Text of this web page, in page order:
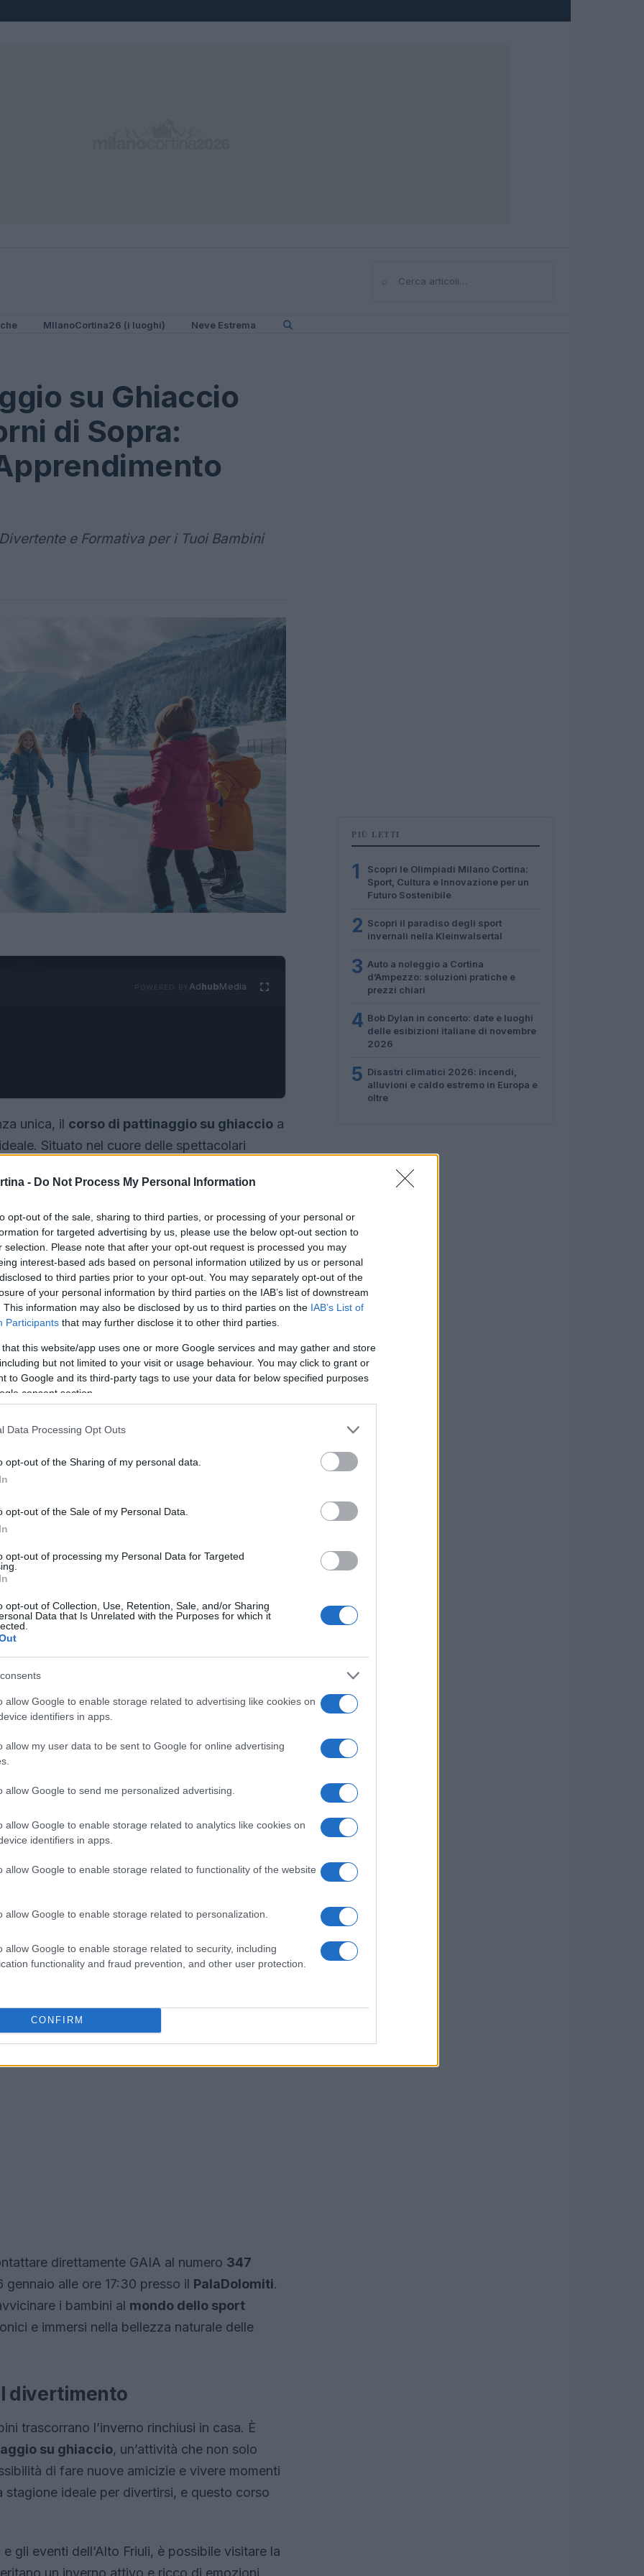
- Do Not Process My Personal Information
opt-out of the sale, sharing to third parties, or processing of your personal or
for targeted advertising by us, please use the below opt-out section to
selection. Please note that after your opt-out request is processed you may
interest-based ads based on personal information utilized by us or personal
to third parties prior to your opt-out. You may separately opt-out of the
of your personal information by third parties on the IAB’s list of downstream
This information may also be disclosed by us to third parties on the IAB’s List of
Participants that may further disclose it to other third parties.
that this website/app uses one or more Google services and may gather and store
but not limited to your visit or usage behaviour. You may click to grant or
to Google and its third-party tags to use your data for below specified purposes
consent section.
Data Processing Opt Outs
opt-out of the Sharing of my personal data.
opt-out of the Sale of my Personal Data.
opt-out of processing my Personal Data for Targeted
opt-out of Collection, Use, Retention, Sale, and/or Sharing
Data that Is Unrelated with the Purposes for which it
allow Google to enable storage related to advertising like cookies on
identifiers in apps.
allow my user data to be sent to Google for online advertising
allow Google to send me personalized advertising.
allow Google to enable storage related to analytics like cookies on
identifiers in apps.
allow Google to enable storage related to functionality of the website
allow Google to enable storage related to personalization.
allow Google to enable storage related to security, including
functionality and fraud prevention, and other user protection.
CONFIRM
⌕Cerca
MIlanoCortina26 (i luoghi) Neve Estrema
su Ghiaccio
di Sopra:
e Formativa per i Tuoi Bambini
AdhubMedia
unica, il corso di pattinaggio su ghiaccio a
Situato nel cuore delle spettacolari
socialità e divertimento, permettendo di
su ghiaccio?
ricreativa, ma svolge anche una
dei più piccoli. Questa disciplina
e la
creando legami di amicizia mentre si
proprie capacità e a superare le proprie
esperti, che garantiscono un ambiente sicuro
ha già un po’ di esperienza.
compresa tra i 5 e i 13 anni ed è strutturato
16 gennaio al 27 febbraio 2026, i partecipanti
Forni di Sopra, dalle ore 18:00 alle ore 20:00. Il
per una stagione invernale ricca
direttamente GAIA al numero 347
gennaio alle ore 17:30 presso il PalaDolomiti.
i bambini al mondo dello sport
e immersi nella bellezza naturale delle
divertimento
trascorrano l’inverno rinchiusi in casa. È
su ghiaccio, un’attività che non solo
di fare nuove amicizie e vivere momenti
stagione ideale per divertirsi, e questo corso
gli eventi dell’Alto Friuli, è possibile visitare la
PIÙ LETTI
1
Scopri le Olimpiadi Milano Cortina:
Sport, Cultura e Innovazione per un
Futuro Sostenibile
2 Scopri il paradiso degli sport
invernali nella Kleinwalsertal
3 Auto a noleggio a Cortina
d’Ampezzo: soluzioni pratiche e
prezzi chiari
4 Bob Dylan in concerto: date e luoghi
delle esibizioni italiane di novembre
2026
5 Disastri climatici 2026: incendi,
alluvioni e caldo estremo in Europa e
oltre